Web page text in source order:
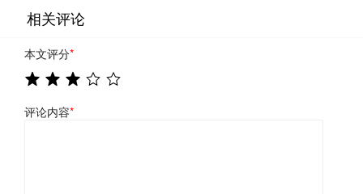
相关评论
本文评分*
评论内容*